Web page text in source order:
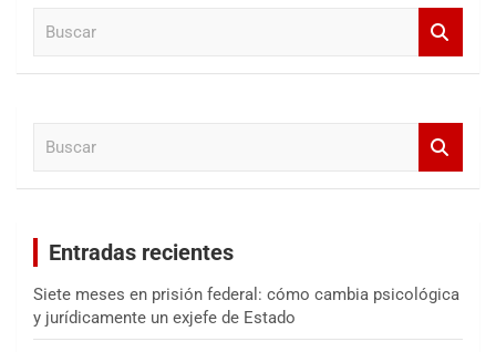
Entradas recientes
Siete meses en prisión federal: cómo cambia psicológica
y jurídicamente un exjefe de Estado